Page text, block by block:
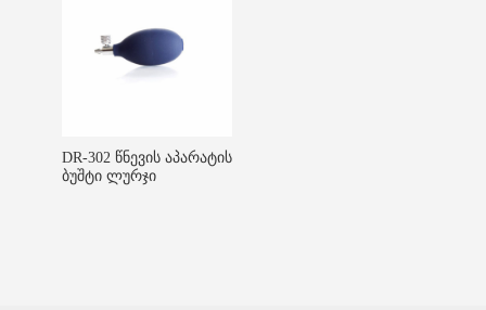
DR-302 წნევის აპარატის
ბუშტი ლურჯი